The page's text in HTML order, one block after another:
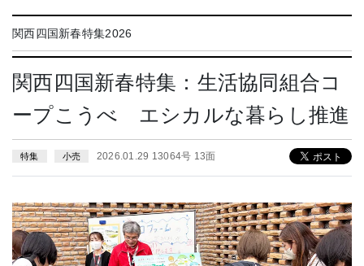
関西四国新春特集2026
関西四国新春特集：生活協同組合コ
ープこうべ エシカルな暮らし推進
特集 小売 2026.01.29 13064号 13面